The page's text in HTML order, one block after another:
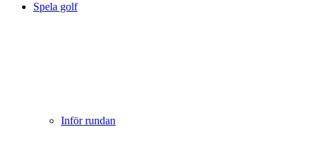
Spela golf
Inför rundan